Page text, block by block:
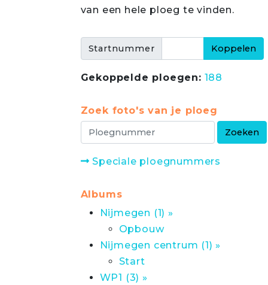
van een hele ploeg te vinden.
Startnummer
Gekoppelde ploegen: 188
Zoek foto's van je ploeg
Speciale ploegnummers
Albums
Nijmegen (1) »
Opbouw
Nijmegen centrum (1) »
Start
WP1 (3) »